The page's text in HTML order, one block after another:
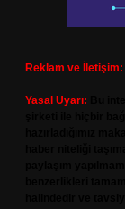
Reklam ve İletişim:
Yasal Uyarı: